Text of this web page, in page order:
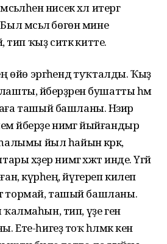
нисек хәл итергә
мәсьәлә бөгөн мине
ҡыҙ ситкә китте.
өйө эргәһендә туҡталды. Ҡыҙ
әйберҙәрен бушатты һәм
ташый башланы. Нәзирә
әйберҙе нимәгә йыйғандыр
йыл һайын кәрәк, ә
хәҙер нимәгә хәжәт инде. Үгәй
күрәһең, йүгереп килеп
тә тормай, ташый башланы.
ҡалмаһын, тип, үҙе генә
һигеҙ тоҡ һәлмәк кенә